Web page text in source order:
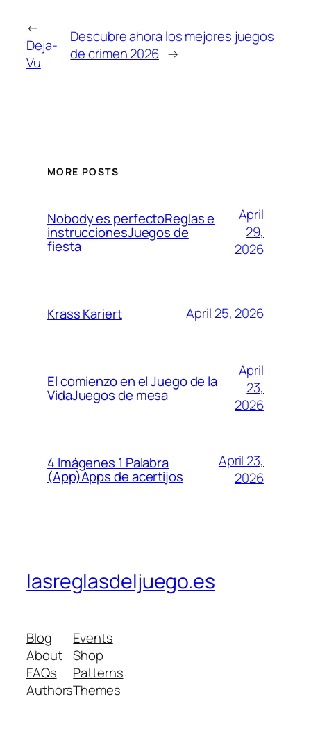
←
Deja-
Vu
Descubre ahora los mejores juegos
de crimen 2026 →
MORE POSTS
Nobody es perfectoReglas e
instruccionesJuegos de
fiesta
April
29,
2026
Krass Kariert April 25, 2026
El comienzo en el Juego de la
VidaJuegos de mesa
April
23,
2026
4 Imágenes 1 Palabra
(App)Apps de acertijos
April 23,
2026
lasreglasdeljuego.es
Blog
About
FAQs
Authors
Events
Shop
Patterns
Themes